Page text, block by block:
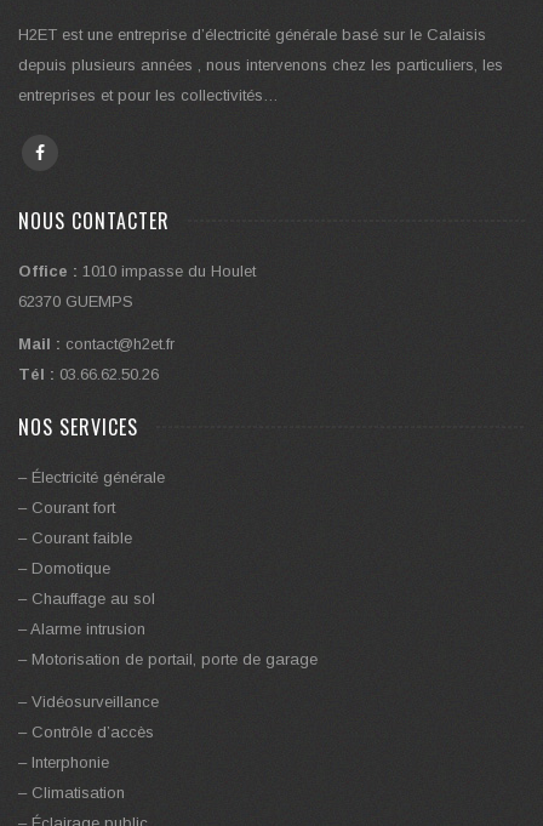
H2ET est une entreprise d’électricité générale basé sur le Calaisis
depuis plusieurs années , nous intervenons chez les particuliers, les
entreprises et pour les collectivités…
NOUS CONTACTER
Office : 1010 impasse du Houlet
62370 GUEMPS
Mail : contact@h2et.fr
Tél : 03.66.62.50.26
NOS SERVICES
– Électricité générale
– Courant fort
– Courant faible
– Domotique
– Chauffage au sol
– Alarme intrusion
– Motorisation de portail, porte de garage
– Vidéosurveillance
– Contrôle d’accès
– Interphonie
– Climatisation